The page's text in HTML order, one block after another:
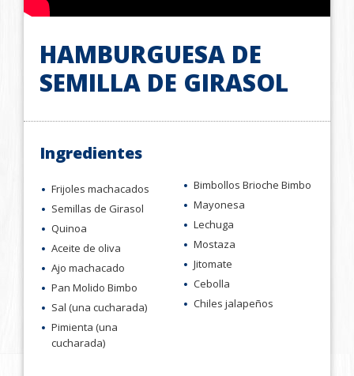
HAMBURGUESA DE
SEMILLA DE GIRASOL
Ingredientes
Frijoles machacados
Semillas de Girasol
Quinoa
Aceite de oliva
Ajo machacado
Pan Molido Bimbo
Sal (una cucharada)
Pimienta (una
cucharada)
Bimbollos Brioche Bimbo
Mayonesa
Lechuga
Mostaza
Jitomate
Cebolla
Chiles jalapeños